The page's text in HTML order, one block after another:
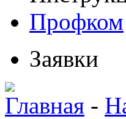
Профком
Заявки
Главная -